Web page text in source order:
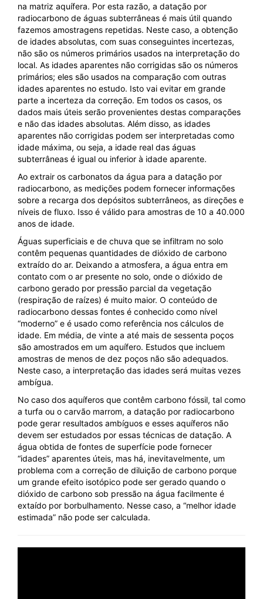
na matriz aquífera. Por esta razão, a datação por
radiocarbono de águas subterrâneas é mais útil quando
fazemos amostragens repetidas. Neste caso, a obtenção
de idades absolutas, com suas conseguintes incertezas,
não são os números primários usados na interpretação do
local. As idades aparentes não corrigidas são os números
primários; eles são usados na comparação com outras
idades aparentes no estudo. Isto vai evitar em grande
parte a incerteza da correção. Em todos os casos, os
dados mais úteis serão provenientes destas comparações
e não das idades absolutas. Além disso, as idades
aparentes não corrigidas podem ser interpretadas como
idade máxima, ou seja, a idade real das águas
subterrâneas é igual ou inferior à idade aparente.
Ao extrair os carbonatos da água para a datação por
radiocarbono, as medições podem fornecer informações
sobre a recarga dos depósitos subterrâneos, as direções e
níveis de fluxo. Isso é válido para amostras de 10 a 40.000
anos de idade.
Águas superficiais e de chuva que se infiltram no solo
contêm pequenas quantidades de dióxido de carbono
extraído do ar. Deixando a atmosfera, a água entra em
contato com o ar presente no solo, onde o dióxido de
carbono gerado por pressão parcial da vegetação
(respiração de raízes) é muito maior. O conteúdo de
radiocarbono dessas fontes é conhecido como nível
“moderno” e é usado como referência nos cálculos de
idade. Em média, de vinte a até mais de sessenta poços
são amostrados em um aquífero. Estudos que incluem
amostras de menos de dez poços não são adequados.
Neste caso, a interpretação das idades será muitas vezes
ambígua.
No caso dos aquíferos que contêm carbono fóssil, tal como
a turfa ou o carvão marrom, a datação por radiocarbono
pode gerar resultados ambíguos e esses aquíferos não
devem ser estudados por essas técnicas de datação. A
água obtida de fontes de superfície pode fornecer
“idades” aparentes úteis, mas há, inevitavelmente, um
problema com a correção de diluição de carbono porque
um grande efeito isotópico pode ser gerado quando o
dióxido de carbono sob pressão na água facilmente é
extaído por borbulhamento. Nesse caso, a “melhor idade
estimada” não pode ser calculada.